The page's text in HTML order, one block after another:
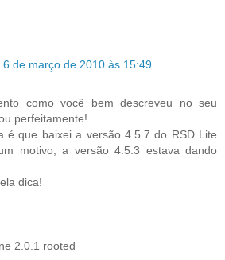
6 de março de 2010 às 15:49
como você bem descreveu no seu
perfeitamente!
é que baixei a versão 4.5.7 do RSD Lite
motivo, a versão 4.5.3 estava dando
dica!
2.0.1 rooted